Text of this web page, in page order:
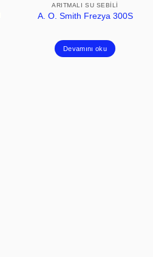
ARITMALI SU SEBILI
A. O. Smith Frezya 300S
Devamını oku